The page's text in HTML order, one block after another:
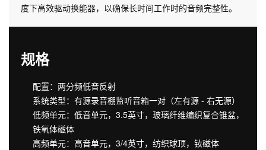
度下高效驱动换能器，以确保长时间工作时的音频完整性。
规格
配置：两分频低音反射
系统类型：有源录音棚监听音箱一对（左有源 - 右无源）
低频单元：低音单元，3.5英寸，玻璃纤维编织复合锥盆，
铁氧体磁体
高频单元：高音单元，3/4英寸，纺织球顶，钕磁体